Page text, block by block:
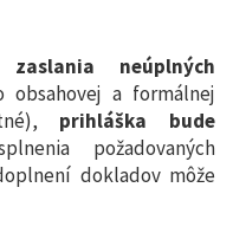
neúplných
a formálnej
prihláška bude
požadovaných
dokladov môže